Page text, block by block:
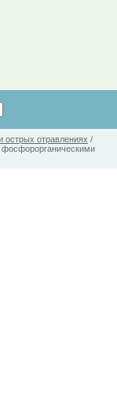
отравлениях /